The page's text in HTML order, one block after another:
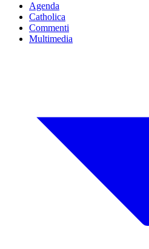
Agenda
Catholica
Commenti
Multimedia